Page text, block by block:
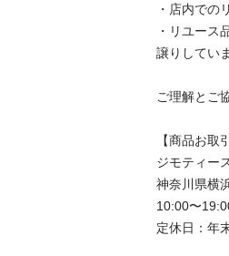
・店内での
・リユース
譲りしてい
ご理解とご
【商品お取
ジモティー
神奈川県横
10:00〜
定休日：年